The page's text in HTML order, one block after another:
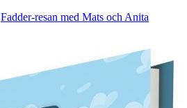
Fadder-resan med Mats och Anita